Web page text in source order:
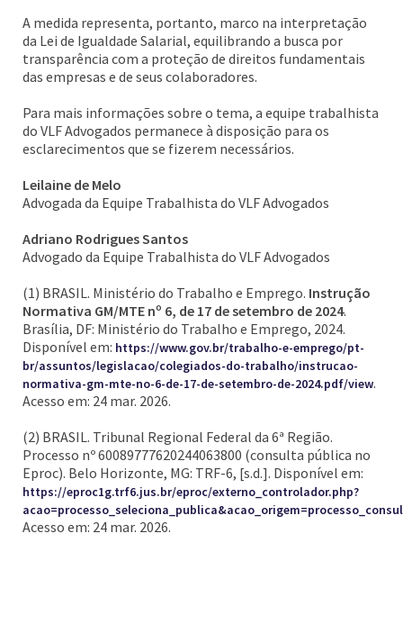
A medida representa, portanto, marco na interpretação
da Lei de Igualdade Salarial, equilibrando a busca por
transparência com a proteção de direitos fundamentais
das empresas e de seus colaboradores.
Para mais informações sobre o tema, a equipe trabalhista
do VLF Advogados permanece à disposição para os
esclarecimentos que se fizerem necessários.
Leilaine de Melo
Advogada da Equipe Trabalhista do VLF Advogados
Adriano Rodrigues Santos
Advogado da Equipe Trabalhista do VLF Advogados
(1) BRASIL. Ministério do Trabalho e Emprego. Instrução
Normativa GM/MTE nº 6, de 17 de setembro de 2024.
Brasília, DF: Ministério do Trabalho e Emprego, 2024.
Disponível em: https://www.gov.br/trabalho-e-emprego/pt-
br/assuntos/legislacao/colegiados-do-trabalho/instrucao-
normativa-gm-mte-no-6-de-17-de-setembro-de-2024.pdf/view.
Acesso em: 24 mar. 2026.
(2) BRASIL. Tribunal Regional Federal da 6ª Região.
Processo nº 60089777620244063800 (consulta pública no
Eproc). Belo Horizonte, MG: TRF-6, [s.d.]. Disponível em:
https://eproc1g.trf6.jus.br/eproc/externo_controlador.php?
Acesso em: 24 mar. 2026.